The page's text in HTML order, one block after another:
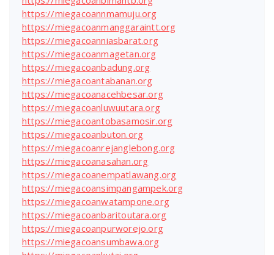
https://miegacoannmamuju.org
https://miegacoanmanggaraintt.org
https://miegacoanniasbarat.org
https://miegacoanmagetan.org
https://miegacoanbadung.org
https://miegacoantabanan.org
https://miegacoanacehbesar.org
https://miegacoanluwuutara.org
https://miegacoantobasamosir.org
https://miegacoanbuton.org
https://miegacoanrejanglebong.org
https://miegacoanasahan.org
https://miegacoanempatlawang.org
https://miegacoansimpangampek.org
https://miegacoanwatampone.org
https://miegacoanbaritoutara.org
https://miegacoanpurworejo.org
https://miegacoansumbawa.org